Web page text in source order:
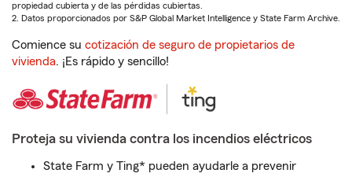
propiedad cubierta y de las pérdidas cubiertas.
2. Datos proporcionados por S&P Global Market Intelligence y State Farm Archive.
Comience su cotización de seguro de propietarios de
vivienda. ¡Es rápido y sencillo!
Proteja su vivienda contra los incendios eléctricos
State Farm y Ting* pueden ayudarle a prevenir